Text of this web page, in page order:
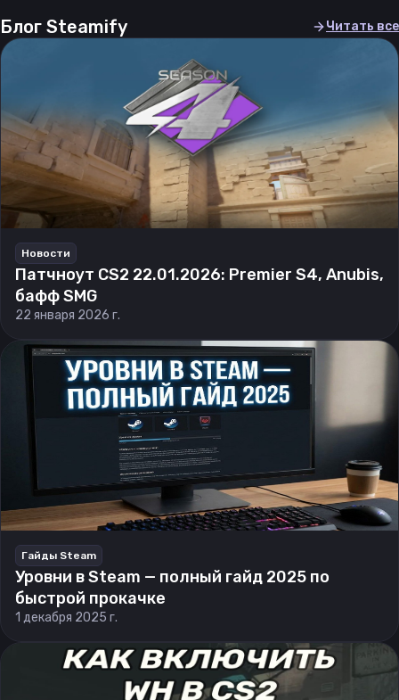
Блог Steamify Читать все
Новости
Патчноут CS2 22.01.2026: Premier S4, Anubis,
бафф SMG
22 января 2026 г.
Гайды Steam
Уровни в Steam — полный гайд 2025 по
быстрой прокачке
1 декабря 2025 г.